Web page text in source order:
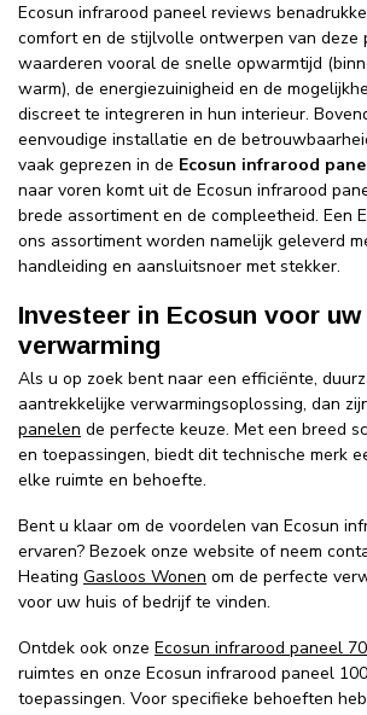
Ecosun infrarood paneel reviews
comfort en de stijlvolle ontwerpen van deze
waarderen vooral de snelle opwarmtijd
warm), de energiezuinigheid en de
discreet te integreren in hun interieur.
eenvoudige installatie en de
vaak geprezen in de Ecosun infrarood
naar voren komt uit de Ecosun infrarood
brede assortiment en de compleetheid. Een
ons assortiment worden namelijk geleverd
handleiding en aansluitsnoer met stekker.
Investeer in Ecosun voor
verwarming
Als u op zoek bent naar een efficiënte,
aantrekkelijke verwarmingsoplossing, dan
panelen de perfecte keuze. Met een breed
en toepassingen, biedt dit technische merk
elke ruimte en behoefte.
Bent u klaar om de voordelen van Ecosun
ervaren? Bezoek onze website of neem
Heating Gasloos Wonen om de perfecte
voor uw huis of bedrijf te vinden.
Ontdek ook onze Ecosun infrarood paneel
ruimtes en onze Ecosun infrarood paneel
toepassingen. Voor specifieke behoeften